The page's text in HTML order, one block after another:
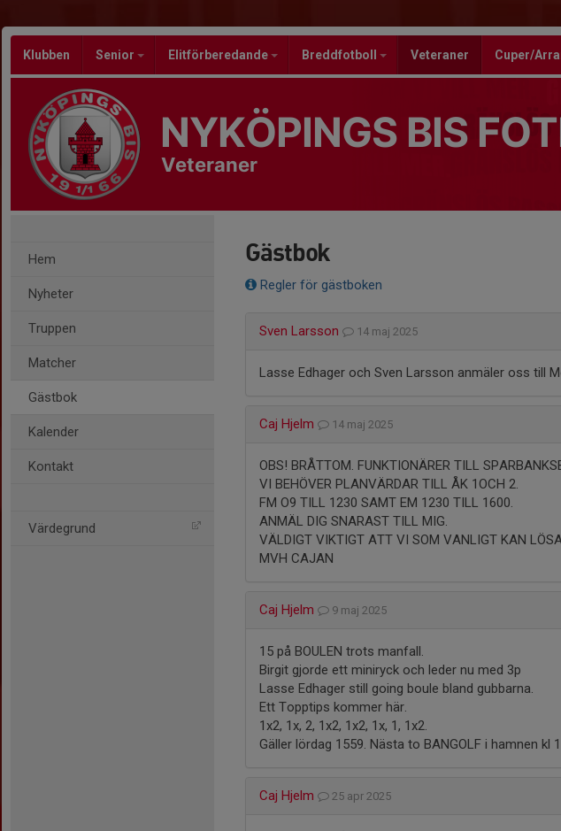
Klubben Senior Elitförberedande Breddfotboll Veteraner Cuper/
NYKÖPINGS BIS
Veteraner
Hem
Nyheter
Truppen
Matcher
Gästbok
Kalender
Kontakt
Värdegrund
Gästbok
Regler för gästboken
Sven Larsson 14 maj 2025
Lasse Edhager och Sven Larsson anmäler oss till
Caj Hjelm 14 maj 2025
OBS! BRÅTTOM. FUNKTIONÄRER TILL
VI BEHÖVER PLANVÄRDAR TILL ÅK 1OCH 2.
FM O9 TILL 1230 SAMT EM 1230 TILL 1600.
ANMÄL DIG SNARAST TILL MIG.
VÄLDIGT VIKTIGT ATT VI SOM VANLIGT KAN
MVH CAJAN
Caj Hjelm 9 maj 2025
15 på BOULEN trots manfall.
Birgit gjorde ett miniryck och leder nu med 3p
Lasse Edhager still going boule bland gubbarna.
Ett Topptips kommer här.
1x2, 1x, 2, 1x2, 1x2, 1x, 1, 1x2.
Gäller lördag 1559. Nästa to BANGOLF i hamnen kl
Caj Hjelm 25 apr 2025